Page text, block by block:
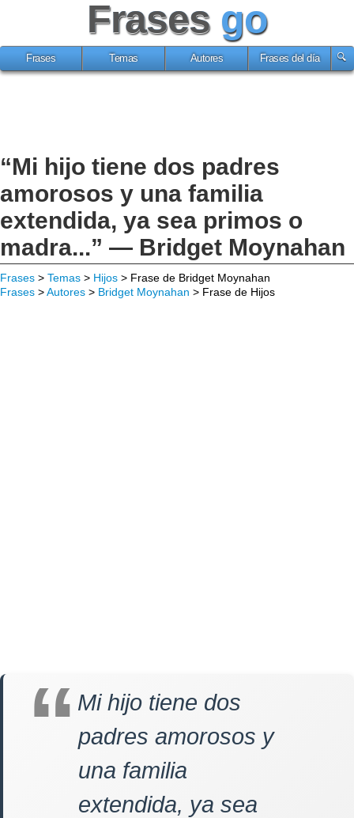
Frases go
Frases Temas Autores Frases del día
“Mi hijo tiene dos padres
amorosos y una familia
extendida, ya sea primos o
madra...” — Bridget Moynahan
Frases > Temas > Hijos > Frase de Bridget Moynahan
Frases >Autores > Bridget Moynahan > Frase de Hijos
Mi hijo tiene dos
padres amorosos y
una familia
extendida, ya sea